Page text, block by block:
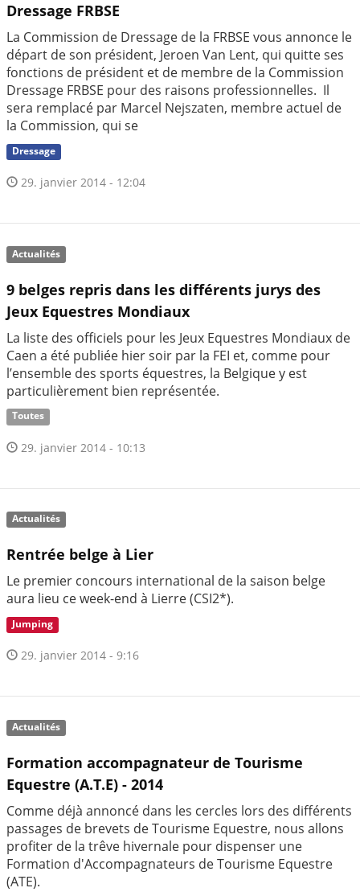
Dressage FRBSE
La Commission de Dressage de la FRBSE vous annonce le
départ de son président, Jeroen Van Lent, qui quitte ses
fonctions de président et de membre de la Commission
Dressage FRBSE pour des raisons professionnelles. Il
sera remplacé par Marcel Nejszaten, membre actuel de
la Commission, qui se
Dressage
29. janvier 2014 - 12:04
Actualités
9 belges repris dans les différents jurys des
Jeux Equestres Mondiaux
La liste des officiels pour les Jeux Equestres Mondiaux de
Caen a été publiée hier soir par la FEI et, comme pour
l’ensemble des sports équestres, la Belgique y est
particulièrement bien représentée.
Toutes
29. janvier 2014 - 10:13
Actualités
Rentrée belge à Lier
Le premier concours international de la saison belge
aura lieu ce week-end à Lierre (CSI2*).
Jumping
29. janvier 2014 - 9:16
Actualités
Formation accompagnateur de Tourisme
Equestre (A.T.E) - 2014
Comme déjà annoncé dans les cercles lors des différents
passages de brevets de Tourisme Equestre, nous allons
profiter de la trêve hivernale pour dispenser une
Formation d'Accompagnateurs de Tourisme Equestre
(ATE).